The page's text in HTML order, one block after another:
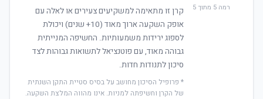
רמה 5 מתוך 5
קרן זו מתאימה למשקיעים צעירים או לאלה עם
אופק השקעה ארוך מאוד (10+ שנים) ויכולת
לספוג ירידות משמעותיות. החשיפה המנייתית
גבוהה מאוד, עם פוטנציאל לתשואות גבוהות לצד
סיכון לתנודות חדות.
* פרופיל הסיכון מחושב על בסיס סטיית התקן השנתית
של הקרן וחשיפתה למניות. אינו מהווה המלצת השקעה.